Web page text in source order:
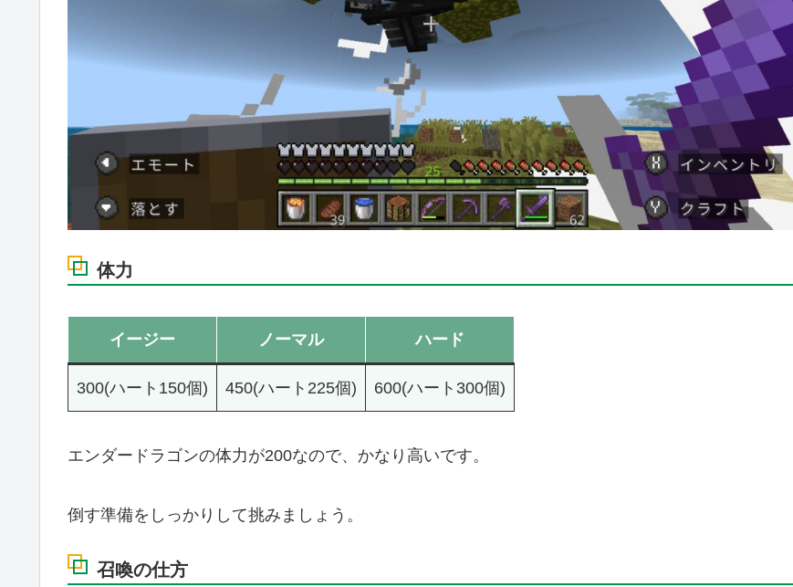
体力
イージー ノーマル ハード
300(ハート150個) 450(ハート225個) 600(ハート300個)
エンダードラゴンの体力が200なので、かなり高いです。
倒す準備をしっかりして挑みましょう。
召喚の仕方